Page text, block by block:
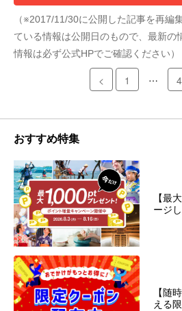
（※2017/11/30に公開した記事を再編
ている情報は公開日のもので、最新の
情報は必ず公式HPでご確認ください）
< 1 … 4
おすすめ特集
【最
ージ
【随
える